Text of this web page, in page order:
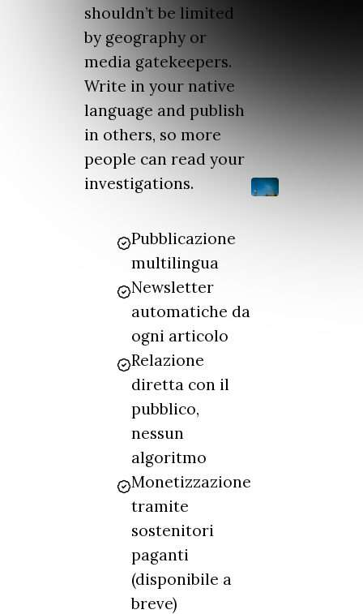
shouldn’t be limited
by geography or
media gatekeepers.
Write in your native
language and publish
in others, so more
people can read your
investigations.
Pubblicazione
multilingua
Newsletter
automatiche da
ogni articolo
Relazione
diretta con il
pubblico,
nessun
algoritmo
Monetizzazione
tramite
sostenitori
paganti
(disponibile a
breve)